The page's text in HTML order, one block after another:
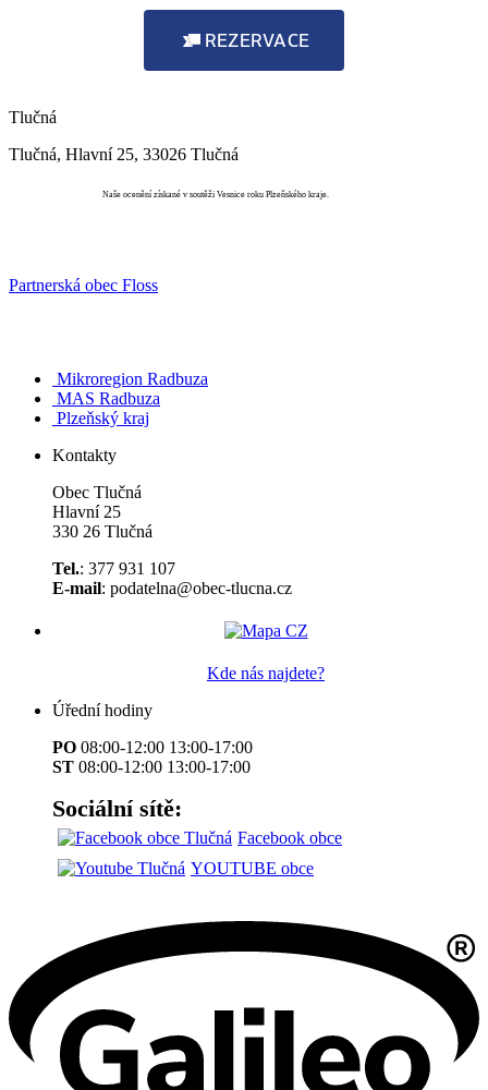
REZERVACE
Tlučná
Tlučná, Hlavní 25, 33026 Tlučná
Naše ocenění získané v soutěži Vesnice roku Plzeňského kraje.
Partnerská obec Floss
Mikroregion Radbuza
MAS Radbuza
Plzeňský kraj
Kontakty
Obec Tlučná
Hlavní 25
330 26 Tlučná
Tel.: 377 931 107
E-mail: podatelna@obec-tlucna.cz
Kde nás najdete?
Úřední hodiny
PO 08:00-12:00 13:00-17:00
ST 08:00-12:00 13:00-17:00
Sociální sítě:
Facebook obce
YOUTUBE obce